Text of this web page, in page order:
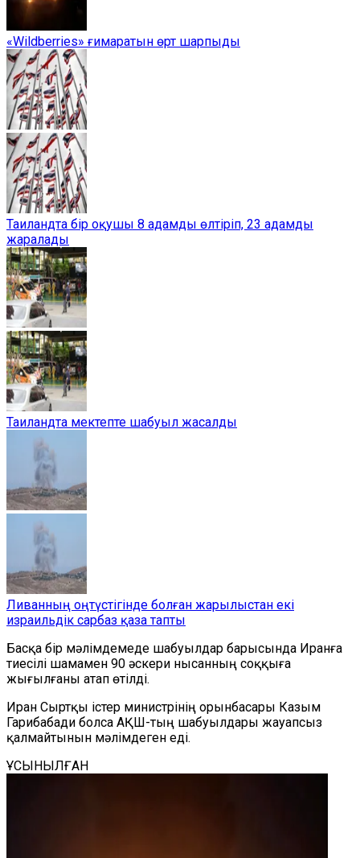
«Wildberries» ғимаратын өрт шарпыды
Таиландта бір оқушы 8 адамды өлтіріп, 23 адамды
жаралады
Таиландта мектепте шабуыл жасалды
Ливанның оңтүстігінде болған жарылыстан екі
израильдік сарбаз қаза тапты
Басқа бір мәлімдемеде шабуылдар барысында Иранға
тиесілі шамамен 90 әскери нысанның соққыға
жығылғаны атап өтілді.
Иран Сыртқы істер министрінің орынбасары Казым
Гарибабади болса АҚШ-тың шабуылдары жауапсыз
қалмайтынын мәлімдеген еді.
ҰСЫНЫЛҒАН